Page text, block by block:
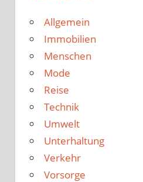
Allgemein
Immobilien
Menschen
Mode
Reise
Technik
Umwelt
Unterhaltung
Verkehr
Vorsorge